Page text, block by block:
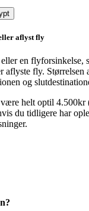
aflyst fly
en flyforsinkelse,
fly.
og
helt optil
du tidligere har